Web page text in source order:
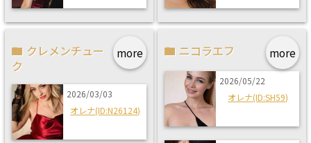
more
クレメンチュー
ク
2026/03/03
オレナ(ID:N26124)
more
ニコラエフ
2026/05/22
オレナ(ID:SH59)